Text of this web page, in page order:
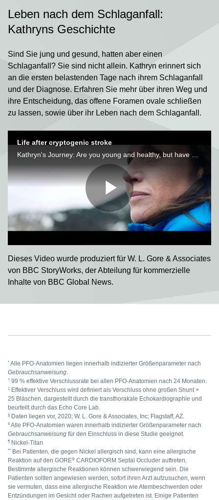
Leben nach dem Schlaganfall:
Kathryns Geschichte
Sind Sie jung und gesund, hatten aber einen
Schlaganfall? Sie sind nicht allein. Kathryn erinnert sich
an die ersten belastenden Tage nach ihrem Schlaganfall
und der Diagnose. Erfahren Sie mehr über ihren Weg und
ihre Entscheidung, das offene Foramen ovale schließen
zu lassen, sowie über ihr Leben nach dem Schlaganfall.
Life after cryptogenic stroke
Kathryn's Journey: Are you young and healthy, but have had a stroke? You are not alone. See what Kathryn decided to do to reduce her chance of another stroke.
Video
abspielen
Dieses Video wurde produziert für W. L. Gore & Associates
von BBC StoryWorks, der Abteilung für kommerzielle
Inhalte von BBC Global News.
* Alle PFO-Anatomien liegen innerhalb indizierter Größenparameter nach
Gebrauchsanweisung
† 99 % effektive Verschlussrate bei allen PFO-Anatomien nach 24 Monaten.
‡ Effektiver Verschluss wird definiert als Verschluss ohne großen Shunt >
25 Bläschen, dargestellt durch die transthorakale Echokardiographie und
beurteilt durch das Echo Core Lab.
§ Daten liegen vor, 2020; W. L. Gore & Associates, Inc; Flagstaff, AZ.
II Alle PFO-Anatomien waren innerhalb indizierter Größenparameter nach
Gebrauchsanweisung für den Einschluss in diese Studie geeignet.
¶ Nickel-Titan
** Bei Patienten, die gegen Nickel allergisch sind, kann eine allergische
Reaktion auf den GORE® CARDIOFORM Septal Occluder auftreten.
Bestimmte allergische Reaktionen können schwerwiegend sein. Die
Patienten sollten angewiesen werden, sofort ihren Arzt aufzusuchen, wenn
sie vermuten, dass eine allergische Reaktion wie Atembeschwerden oder
Entzündungen im Gesicht oder Rachen aufgetreten ist. Einige Patienten